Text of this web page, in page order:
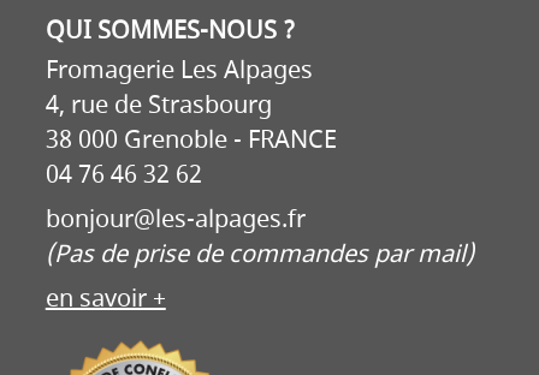
QUI SOMMES-NOUS ?
Fromagerie Les Alpages
4, rue de Strasbourg
38 000 Grenoble - FRANCE
04 76 46 32 62
bonjour@les-alpages.fr
(Pas de prise de commandes par mail)
en savoir +